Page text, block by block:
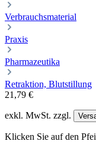
Verbrauchsmaterial
Praxis
Pharmazeutika
Retraktion, Blutstillung
21,79 €
exkl. MwSt. zzgl.
Klicken Sie auf den